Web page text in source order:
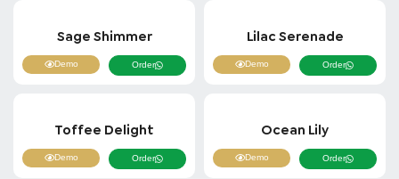
Sage Shimmer
Demo Order
Lilac Serenade
Demo Order
Toffee Delight
Demo Order
Ocean Lily
Demo Order